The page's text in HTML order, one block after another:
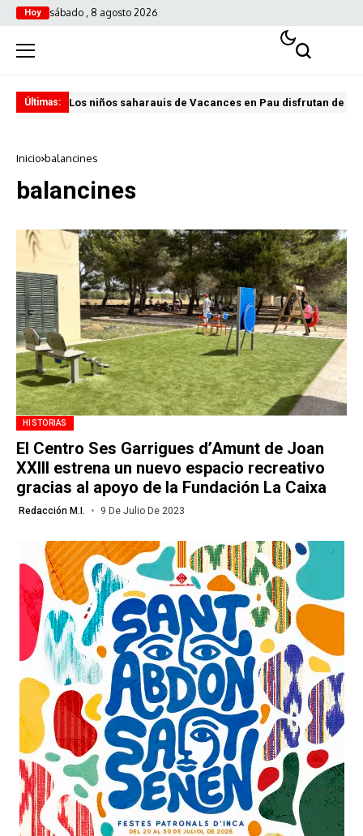
Hoy sábado , 8 agosto 2026
Últimas: Los niños saharauis de Vacances en Pau disfrutan de
Inicio balancines
balancines
HISTORIAS
El Centro Ses Garrigues d’Amunt de Joan
XXIII estrena un nuevo espacio recreativo
gracias al apoyo de la Fundación La Caixa
Redacción M.I. 9 De Julio De 2023